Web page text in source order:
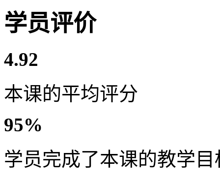
学员评价
4.92
本课的平均评分
95%
学员完成了本课的教学目